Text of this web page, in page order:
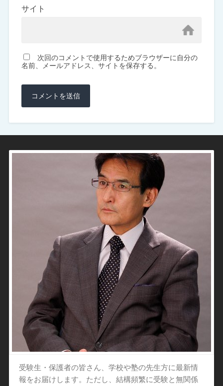
サイト
次回のコメントで使用するためブラウザーに自分の
名前、メールアドレス、サイトを保存する。
受験生・保護者の皆さん、学校や塾の先生方に最新情
報をお届けします。ただし、結構頻繁に受験と無関係